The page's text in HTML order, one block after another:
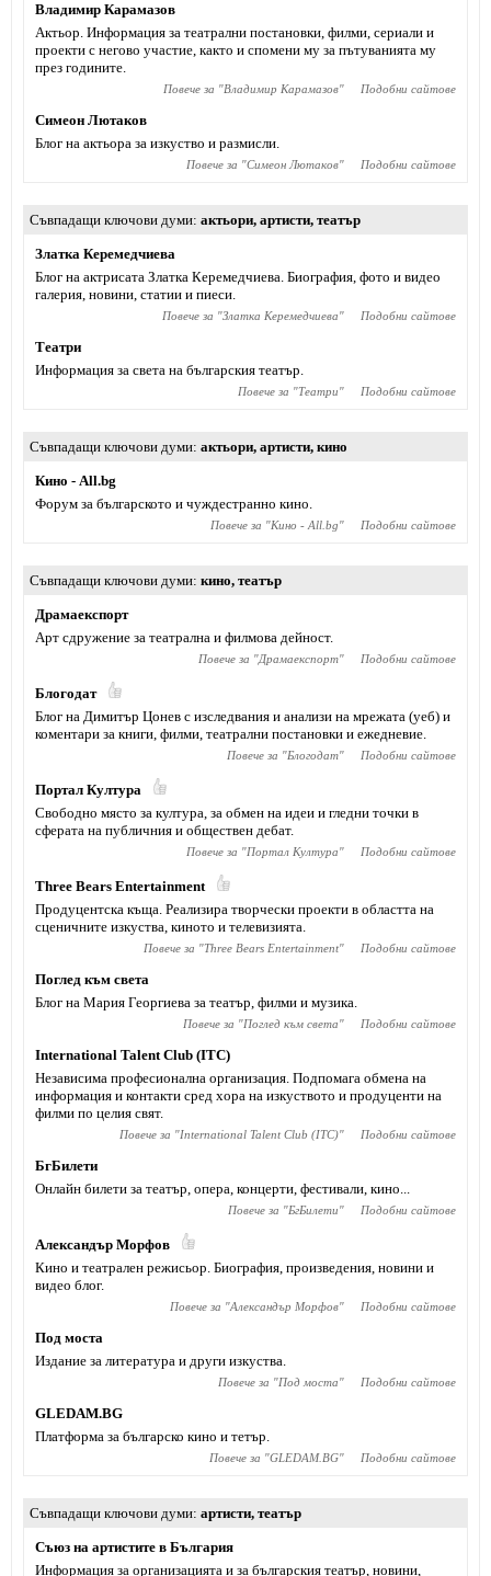
Владимир Карамазов
Актьор. Информация за театрални постановки, филми, сериали и
проекти с негово участие, както и спомени му за пътуванията му
през годините.
Повече за "Владимир Карамазов" Подобни сайтове
Симеон Лютаков
Блог на актьора за изкуство и размисли.
Повече за "Симеон Лютаков" Подобни сайтове
Съвпадащи ключови думи актьори, артисти, театър
Златка Керемедчиева
Блог на актрисата Златка Керемедчиева. Биография, фото и видео
галерия, новини, статии и пиеси.
Повече за "Златка Керемедчиева" Подобни сайтове
Театри
Информация за света на българския театър.
Повече за "Театри" Подобни сайтове
Съвпадащи ключови думи актьори, артисти, кино
Кино - All.bg
Форум за българското и чуждестранно кино.
Повече за "Кино - All.bg" Подобни сайтове
Съвпадащи ключови думи кино, театър
Драмаекспорт
Арт сдружение за театрална и филмова дейност.
Повече за "Драмаекспорт" Подобни сайтове
Блогодат
Блог на Димитър Цонев с изследвания и анализи на мрежата (уеб) и
коментари за книги, филми, театрални постановки и ежедневие.
Повече за "Блогодат" Подобни сайтове
Портал Култура
Свободно място за култура, за обмен на идеи и гледни точки в
сферата на публичния и обществен дебат.
Повече за "Портал Култура" Подобни сайтове
Тhree Bears Entertainment
Продуцентска къща. Реализира творчески проекти в областта на
сценичните изкуства, киното и телевизията.
Повече за "Тhree Bears Entertainment" Подобни сайтове
Поглед към света
Блог на Мария Георгиева за театър, филми и музика.
Повече за "Поглед към света" Подобни сайтове
International Talent Club (ITC)
Независима професионална организация. Подпомага обмена на
информация и контакти сред хора на изкуството и продуценти на
филми по целия свят.
Повече за "International Talent Club (ITC)" Подобни сайтове
БгБилети
Онлайн билети за театър, опера, концерти, фестивали, кино...
Повече за "БгБилети" Подобни сайтове
Александър Морфов
Кино и театрален режисьор. Биография, произведения, новини и
видео блог.
Повече за "Александър Морфов" Подобни сайтове
Под моста
Издание за литература и други изкуства.
Повече за "Под моста" Подобни сайтове
GLEDAM.BG
Платформа за българско кино и тетър.
Повече за "GLEDAM.BG" Подобни сайтове
Съвпадащи ключови думи артисти, театър
Съюз на артистите в България
Информация за организацията и за българския театър, новини,